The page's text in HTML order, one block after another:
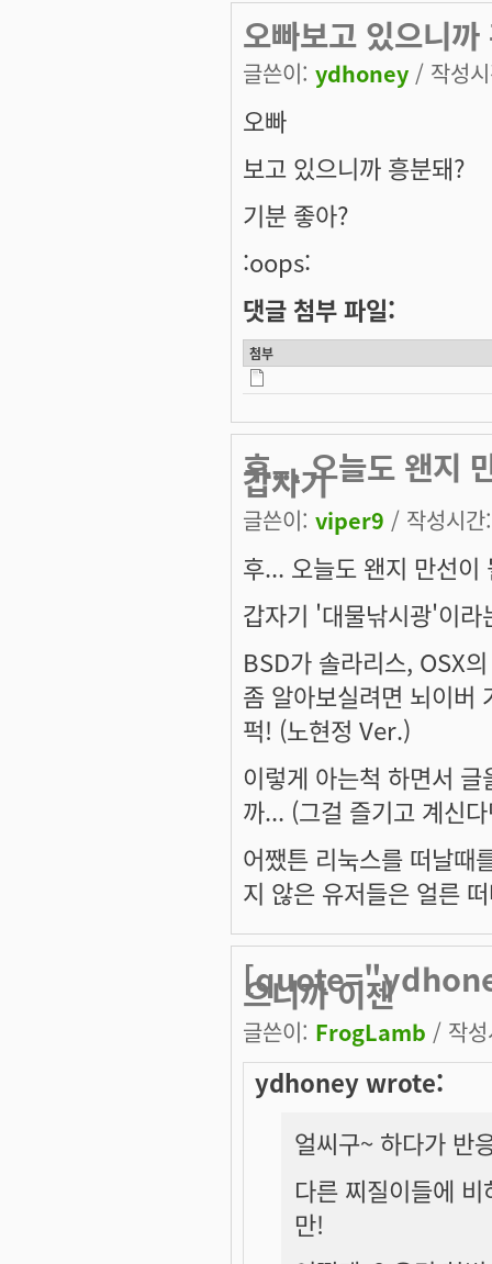
오빠보고 있으니
글쓴이: ydhoney / 작성
오빠
보고 있으니까 흥분돼?
기분 좋아?
:oops:
댓글 첨부 파일:
첨부
후... 오늘도 왠지
갑자기
글쓴이: viper9 / 작성시
후... 오늘도 왠지 만선
갑자기 '대물낚시광'이
BSD가 솔라리스, OSX
좀 알아보실려면 뇌이버
퍽! (노현정 Ver.)
이렇게 아는척 하면서
까... (그걸 즐기고 계신
어쨌튼 리눅스를 떠날때
지 않은 유저들은 얼른
으니까 이젠
글쓴이: FrogLamb / 작
ydhoney wrote:
얼씨구~ 하다가 반
다른 찌질이들에
만!